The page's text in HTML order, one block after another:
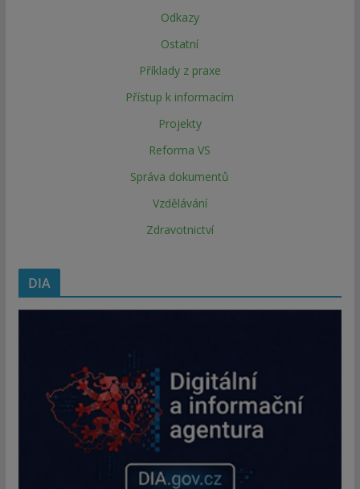
Odkazy
Ostatní
Příklady z praxe
Přístup k informacím
Projekty
Reforma VS
Správa dokumentů
Vzdělávání
Zdravotnictví
DIA